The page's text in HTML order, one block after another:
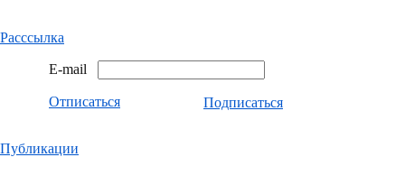
Расссылка
E-mail
Отписаться Подписаться
Публикации